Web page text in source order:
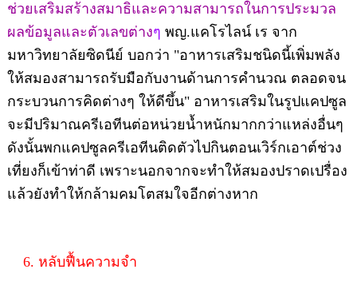
ช่วยเสริมสร้างสมาธิและความสามารถในการประมวล
ผลข้อมูลและตัวเลขต่างๆ พญ.แคโรไลน์ เร จาก
มหาวิทยาลัยซิดนีย์ บอกว่า "อาหารเสริมชนิดนี้เพิ่มพลัง
ให้สมองสามารถรับมือกับงานด้านการคำนวณ ตลอดจน
กระบวนการคิดต่างๆ ให้ดีขึ้น" อาหารเสริมในรูปแคปซูล
จะมีปริมาณครีเอทีนต่อหน่วยน้ำหนักมากกว่าแหล่งอื่นๆ
ดังนั้นพกแคปซูลครีเอทีนติดตัวไปกินตอนเวิร์กเอาต์ช่วง
เที่ยงก็เข้าท่าดี เพราะนอกจากจะทำให้สมองปราดเปรื่อง
แล้วยังทำให้กล้ามคมโตสมใจอีกต่างหาก
6. หลับฟื้นความจำ